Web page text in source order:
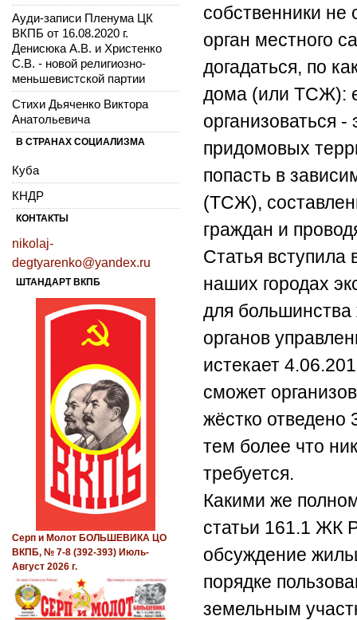
собственники не
орган местного
догадаться, по
дома (или ТСЖ):
организоваться
придомовых
попасть в
(ТСЖ),
граждан и
Статья вступила
наших городах
для большинства
органов
истекает
сможет
жёстко отведено
тем более что
требуется.
Какими же
статьи 161.1 ЖК
обсуждение
порядке
земельным
Ауди-записи Пленума ЦК
ВКПБ от 16.08.2020 г.
Денисюка А.В. и Христенко
С.В. - новой религиозно-
меньшевистской партии
Стихи Дьяченко Виктора
Анатольевича
В СТРАНАХ СОЦИАЛИЗМА
Куба
КНДР
КОНТАКТЫ
nikolaj-
degtyarenko@yandex.ru
ШТАНДАРТ ВКПБ
Серп и Молот БОЛЬШЕВИКА ЦО
ВКПБ, № 7-8 (392-393) Июль-
Август 2026 г.